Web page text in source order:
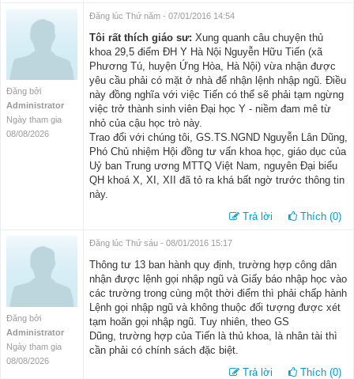
Đăng bởi
Administrator
Ngày tham gia
08/08/2026
Đăng lúc Thứ năm - 07/01/2016 14:54
Tôi rất thích giáo sư: Xung quanh câu chuyện thủ
khoa 29,5 điểm ĐH Y Hà Nội Nguyễn Hữu Tiến (xã
Phương Tú, huyện Ứng Hòa, Hà Nội) vừa nhận được
yêu cầu phải có mặt ở nhà để nhận lệnh nhập ngũ. Điều
này đồng nghĩa với việc Tiến có thể sẽ phải tạm ngừng
việc trở thành sinh viên Đại học Y - niềm đam mê từ
nhỏ của cậu học trò này.
Trao đổi với chúng tôi, GS.TS.NGND Nguyễn Lân Dũng,
Phó Chủ nhiệm Hội đồng tư vấn khoa học, giáo dục của
Uỷ ban Trung ương MTTQ Việt Nam, nguyên Đại biểu
QH khoá X, XI, XII đã tỏ ra khá bất ngờ trước thông tin
này.
Trả lời
Thích (0)
Đăng bởi
Administrator
Ngày tham gia
08/08/2026
Đăng lúc Thứ sáu - 08/01/2016 15:17
Thông tư 13 ban hành quy định, trường hợp công dân
nhận được lệnh gọi nhập ngũ và Giấy báo nhập học vào
các trường trong cùng một thời điểm thì phải chấp hành
Lệnh gọi nhập ngũ và không thuộc đối tượng được xét
tạm hoãn gọi nhập ngũ. Tuy nhiên, theo GS
Dũng, trường hợp của Tiến là thủ khoa, là nhân tài thì
cần phải có chính sách đặc biệt.
Trả lời
Thích (0)